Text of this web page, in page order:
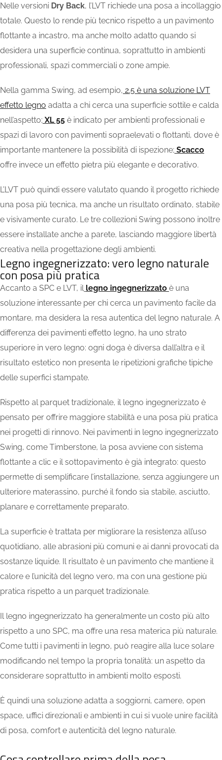
Nelle versioni Dry Back, l’LVT richiede una posa a incollaggio
totale. Questo lo rende più tecnico rispetto a un pavimento
flottante a incastro, ma anche molto adatto quando si
desidera una superficie continua, soprattutto in ambienti
professionali, spazi commerciali o zone ampie.
Nella gamma Swing, ad esempio, 2.5 è una soluzione LVT
effetto legno adatta a chi cerca una superficie sottile e calda
nell’aspetto; XL 55 è indicato per ambienti professionali e
spazi di lavoro con pavimenti sopraelevati o flottanti, dove è
importante mantenere la possibilità di ispezione; Scacco
offre invece un effetto pietra più elegante e decorativo.
L’LVT può quindi essere valutato quando il progetto richiede
una posa più tecnica, ma anche un risultato ordinato, stabile
e visivamente curato. Le tre collezioni Swing possono inoltre
essere installate anche a parete, lasciando maggiore libertà
creativa nella progettazione degli ambienti.
Legno ingegnerizzato: vero legno naturale
con posa più pratica
Accanto a SPC e LVT, il legno ingegnerizzato è una
soluzione interessante per chi cerca un pavimento facile da
montare, ma desidera la resa autentica del legno naturale. A
differenza dei pavimenti effetto legno, ha uno strato
superiore in vero legno: ogni doga è diversa dall’altra e il
risultato estetico non presenta le ripetizioni grafiche tipiche
delle superfici stampate.
Rispetto al parquet tradizionale, il legno ingegnerizzato è
pensato per offrire maggiore stabilità e una posa più pratica
nei progetti di rinnovo. Nei pavimenti in legno ingegnerizzato
Swing, come Timberstone, la posa avviene con sistema
flottante a clic e il sottopavimento è già integrato: questo
permette di semplificare l’installazione, senza aggiungere un
ulteriore materassino, purché il fondo sia stabile, asciutto,
planare e correttamente preparato.
La superficie è trattata per migliorare la resistenza all’uso
quotidiano, alle abrasioni più comuni e ai danni provocati da
sostanze liquide. Il risultato è un pavimento che mantiene il
calore e l’unicità del legno vero, ma con una gestione più
pratica rispetto a un parquet tradizionale.
Il legno ingegnerizzato ha generalmente un costo più alto
rispetto a uno SPC, ma offre una resa materica più naturale.
Come tutti i pavimenti in legno, può reagire alla luce solare
modificando nel tempo la propria tonalità: un aspetto da
considerare soprattutto in ambienti molto esposti.
È quindi una soluzione adatta a soggiorni, camere, open
space, uffici direzionali e ambienti in cui si vuole unire facilità
di posa, comfort e autenticità del legno naturale.